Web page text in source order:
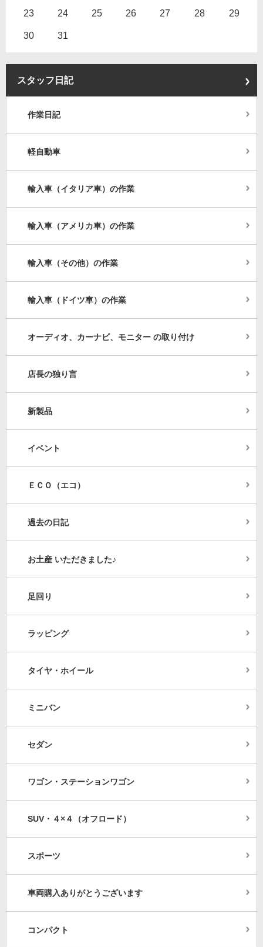
23 24 25 26 27 28 29
30 31
スタッフ日記
作業日記
軽自動車
輸入車（イタリア車）の作業
輸入車（アメリカ車）の作業
輸入車（その他）の作業
輸入車（ドイツ車）の作業
オーディオ、カーナビ、モニター の取り付け
店長の独り言
新製品
イベント
ＥＣＯ（エコ）
過去の日記
お土産 いただきました♪
足回り
ラッピング
タイヤ・ホイール
ミニバン
セダン
ワゴン・ステーションワゴン
SUV・４×４（オフロード）
スポーツ
車両購入ありがとうございます
コンパクト